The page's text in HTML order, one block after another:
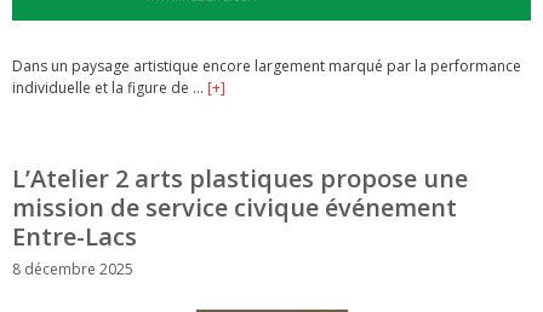
Dans un paysage artistique encore largement marqué par la performance
individuelle et la figure de … [+]
L’Atelier 2 arts plastiques propose une
mission de service civique événement
Entre-Lacs
8 décembre 2025